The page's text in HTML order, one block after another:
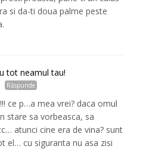
si da-ti doua palme peste
tot neamul tau!
Răspunde
ce p…a mea vrei? daca omul
stare sa vorbeasca, sa
atunci cine era de vina? sunt
el… cu siguranta nu asa zisi